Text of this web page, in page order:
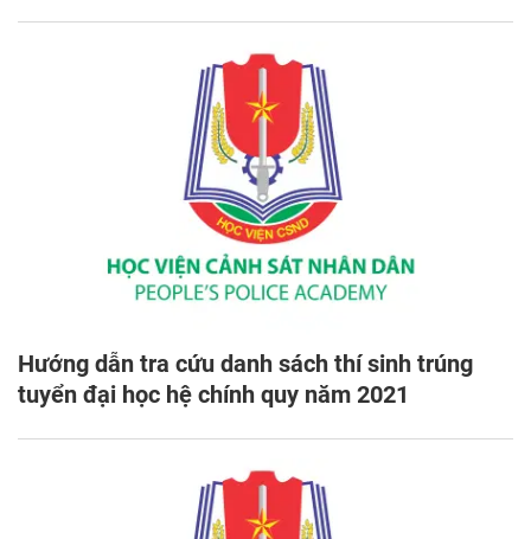
Hướng dẫn tra cứu danh sách thí sinh trúng
tuyển đại học hệ chính quy năm 2021